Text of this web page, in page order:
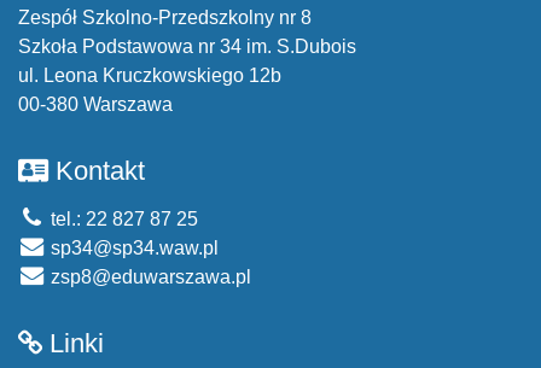
Zespół Szkolno-Przedszkolny nr 8
Szkoła Podstawowa nr 34 im. S.Dubois
ul. Leona Kruczkowskiego 12b
00-380 Warszawa
Kontakt
tel.: 22 827 87 25
sp34@sp34.waw.pl
zsp8@eduwarszawa.pl
Linki